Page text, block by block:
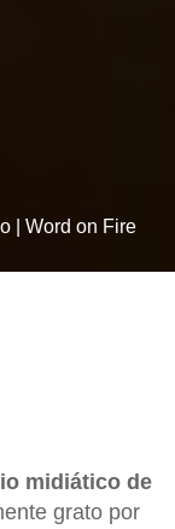
| Word on Fire
midiático de
grato por